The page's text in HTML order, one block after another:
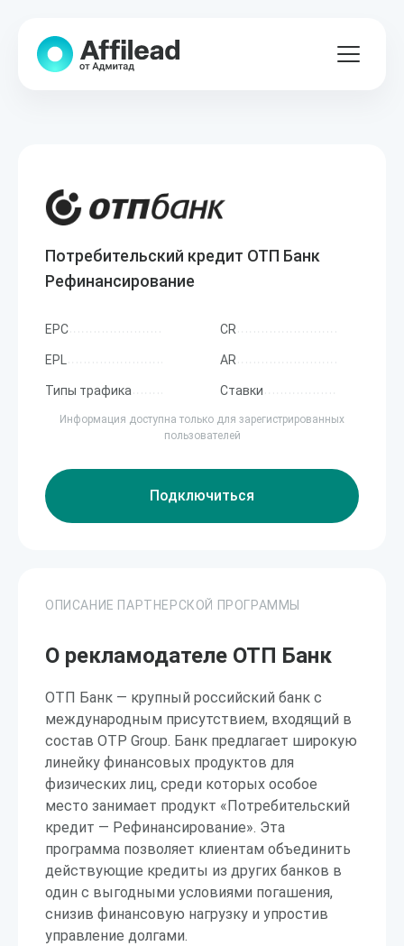
Потребительский кредит ОТП Банк
Рефинансирование
EPC CR
EPL AR
Типы трафика Ставки
Информация доступна только для зарегистрированных
пользователей
Подключиться
ОПИСАНИЕ ПАРТНЕРСКОЙ ПРОГРАММЫ
О рекламодателе ОТП Банк
ОТП Банк — крупный российский банк с
международным присутствием, входящий в
состав OTP Group. Банк предлагает широкую
линейку финансовых продуктов для
физических лиц, среди которых особое
место занимает продукт «Потребительский
кредит — Рефинансирование». Эта
программа позволяет клиентам объединить
действующие кредиты из других банков в
один с выгодными условиями погашения,
снизив финансовую нагрузку и упростив
управление долгами.